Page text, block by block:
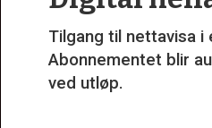
Tilgang til nettavisa i
Abonnementet blir
ved utløp.